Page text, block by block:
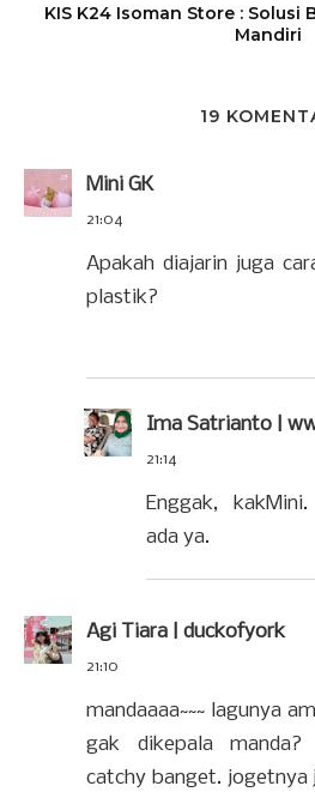
KIS K24 Isoman Store : Solusi
Mandiri
19
Mini GK
21:04
Apakah diajarin juga
plastik?
Ima Satrianto |
21:14
Enggak,
ada ya.
Agi Tiara | duckofyork
21:10
mandaaaa~~~ lagunya
gak dikepala
catchy banget. jogetnya